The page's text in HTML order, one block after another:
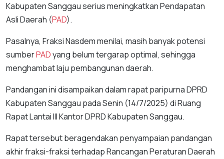
Kabupaten Sanggau serius meningkatkan Pendapatan
Asli Daerah (PAD).
Pasalnya, Fraksi Nasdem menilai, masih banyak potensi
sumberPADyang belum tergarap optimal, sehingga
menghambat laju pembangunan daerah.
Pandangan ini disampaikan dalam rapat paripurna DPRD
Kabupaten Sanggau pada Senin (14/7/2025) di Ruang
Rapat Lantai III Kantor DPRD Kabupaten Sanggau.
Rapat tersebut beragendakan penyampaian pandangan
akhir fraksi-fraksi terhadap Rancangan Peraturan Daerah